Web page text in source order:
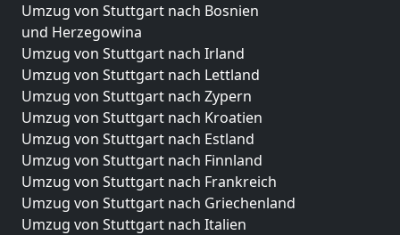
Umzug von Stuttgart nach Bosnien
und Herzegowina
Umzug von Stuttgart nach Irland
Umzug von Stuttgart nach Lettland
Umzug von Stuttgart nach Zypern
Umzug von Stuttgart nach Kroatien
Umzug von Stuttgart nach Estland
Umzug von Stuttgart nach Finnland
Umzug von Stuttgart nach Frankreich
Umzug von Stuttgart nach Griechenland
Umzug von Stuttgart nach Italien